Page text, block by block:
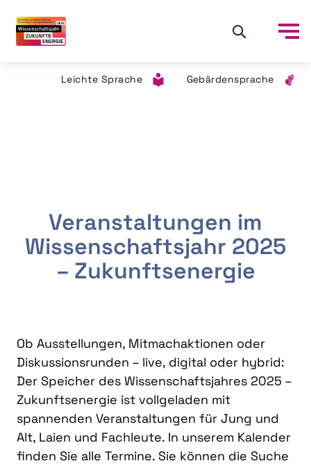
Leichte Sprache Gebärdensprache
Veranstaltungen im
Wissenschaftsjahr 2025
– Zukunftsenergie
Ob Ausstellungen, Mitmachaktionen oder
Diskussionsrunden – live, digital oder hybrid:
Der Speicher des Wissenschaftsjahres 2025 –
Zukunftsenergie ist vollgeladen mit
spannenden Veranstaltungen für Jung und
Alt, Laien und Fachleute. In unserem Kalender
finden Sie alle Termine. Sie können die Suche